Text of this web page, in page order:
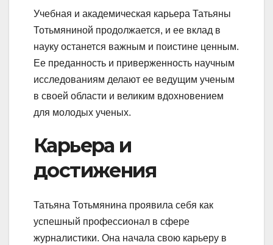
Учебная и академическая карьера Татьяны
Тотьмяниной продолжается, и ее вклад в
науку останется важным и поистине ценным.
Ее преданность и приверженность научным
исследованиям делают ее ведущим ученым
в своей области и великим вдохновением
для молодых ученых.
Карьера и
достижения
Татьяна Тотьмянина проявила себя как
успешный профессионал в сфере
журналистики. Она начала свою карьеру в